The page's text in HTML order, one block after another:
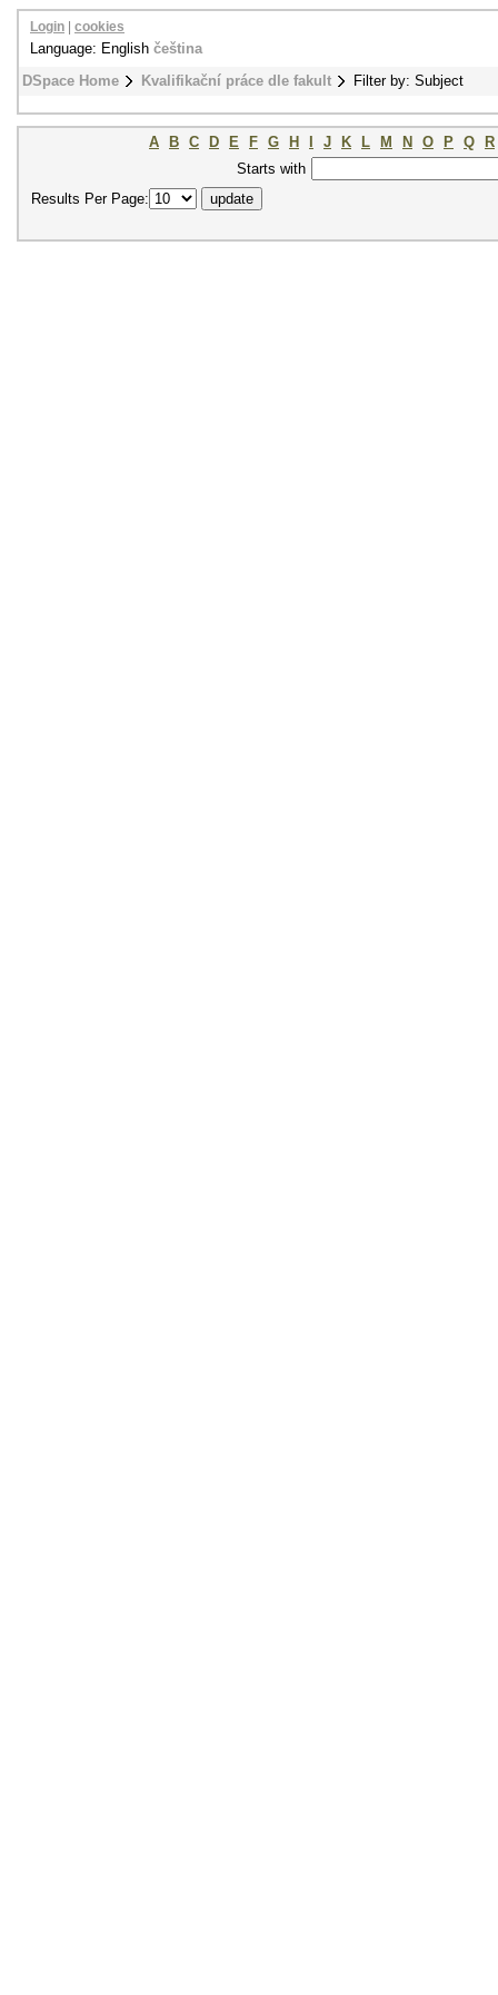
DSpace Home Kvalifikační práce dle fakult Filter by: Subject
Login cookies
Language: English čeština
A B C D E F G H J K L M N O P Q
R
Starts with
Results Per Page: